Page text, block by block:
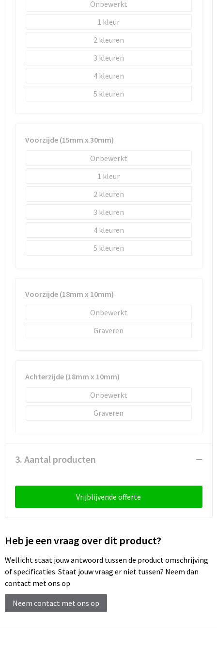
Trolleys
Onbewerkt
1
2
3
4
5
Voorzijde (15mm x 30mm)
Onbewerkt
1
2
3
4
5
Voorzijde (18mm x 10mm)
Onbewerkt
Graveren
Achterzijde (18mm x 10mm)
Onbewerkt
Graveren
3. Aantal producten
Vrijblijvende offerte
Heb je een vraag over dit product?
Wellicht staat jouw antwoord tussen de product omschrijving
of specificaties. Staat jouw vraag er niet tussen? Neem dan
contact met ons op
Neem contact met ons op